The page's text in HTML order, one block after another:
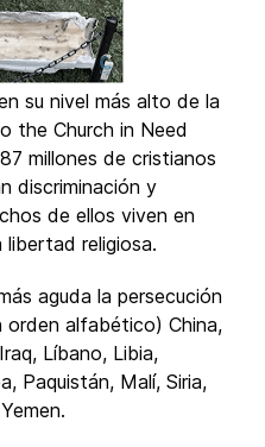
su nivel más alto de la
the Church in Need
millones de cristianos
discriminación y
de ellos viven en
libertad religiosa.
aguda la persecución
orden alfabético) China,
Líbano, Libia,
Paquistán, Malí, Siria,